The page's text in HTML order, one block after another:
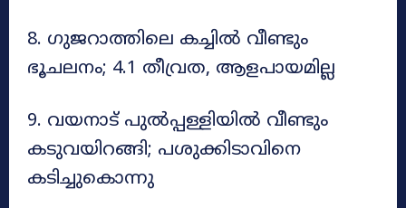
8. ഗുജറാത്തിലെ കച്ചിൽ വീണ്ടും
ഭൂചലനം; 4.1 തീവ്രത, ആളപായമില്ല
9. വയനാട് പുൽപ്പള്ളിയിൽ വീണ്ടും
കടുവയിറങ്ങി; പശുക്കിടാവിനെ
കടിച്ചുകൊന്നു